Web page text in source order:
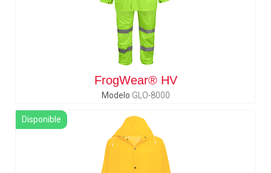
FrogWear® HV
Modelo GLO-8000
Disponible